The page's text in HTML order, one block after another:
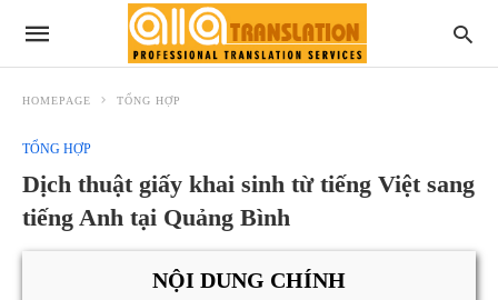
HOMEPAGE TỔNG HỢP
TỔNG HỢP
Dịch thuật giấy khai sinh từ tiếng Việt sang
tiếng Anh tại Quảng Bình
NỘI DUNG CHÍNH